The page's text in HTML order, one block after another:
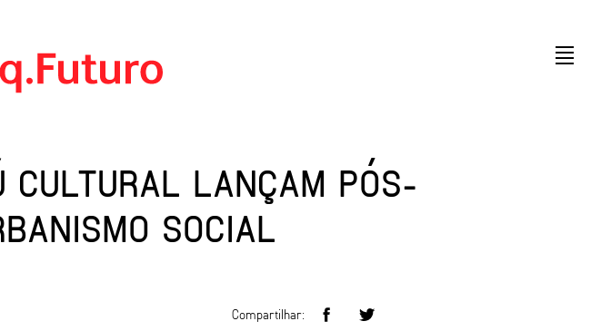
CULTURAL LANÇAM PÓS-
SOCIAL
Compartilhar: